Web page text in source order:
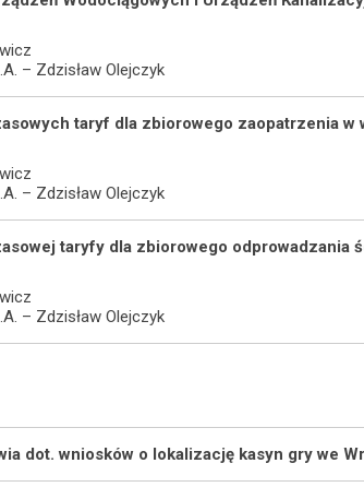
– Zdzisław Olejczyk
taryf dla zbiorowego zaopatrzenia
– Zdzisław Olejczyk
taryfy dla zbiorowego odprowadzania
– Zdzisław Olejczyk
dot. wniosków o lokalizację kasyn gry we